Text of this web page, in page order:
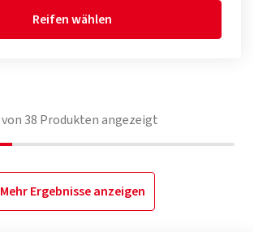
Reifen wählen
von 38 Produkten angezeigt
Mehr Ergebnisse anzeigen